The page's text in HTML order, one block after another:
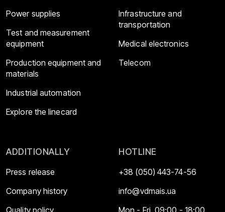
Power supplies
Test and measurement
equipment
Production equipment and
materials
Industrial automation
Explore the linecard
Infrastructure and
transportation
Medical electronics
Telecom
ADDITIONALLY
Press release
Company history
Quality policy
HOTLINE
+38 (050) 443-74-56
info@vdmais.ua
Mon - Fri, 09:00 - 18:00